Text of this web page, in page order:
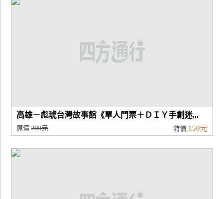
計
商
高雄－彪琥台灣故事館《單人門票＋ＤＩＹ手創迷...
原價200元 特價 150元